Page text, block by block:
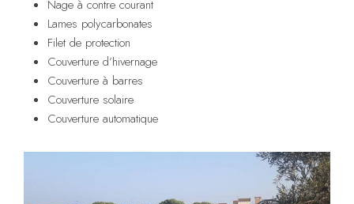
Nage à contre courant
Lames polycarbonates
Filet de protection
Couverture d’hivernage
Couverture à barres
Couverture solaire
Couverture automatique